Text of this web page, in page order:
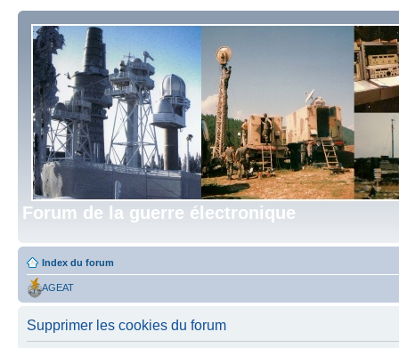
Forum de la guerre électronique
Index du forum
AGEAT
Supprimer les cookies du forum